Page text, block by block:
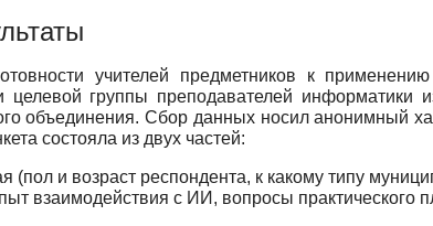
учителей предметников к
целевой группы преподавателей информатики
объединения. Сбор данных носил анонимный
состояла из двух частей:
(пол и возраст респондента, к какому типу
взаимодействия с ИИ, вопросы